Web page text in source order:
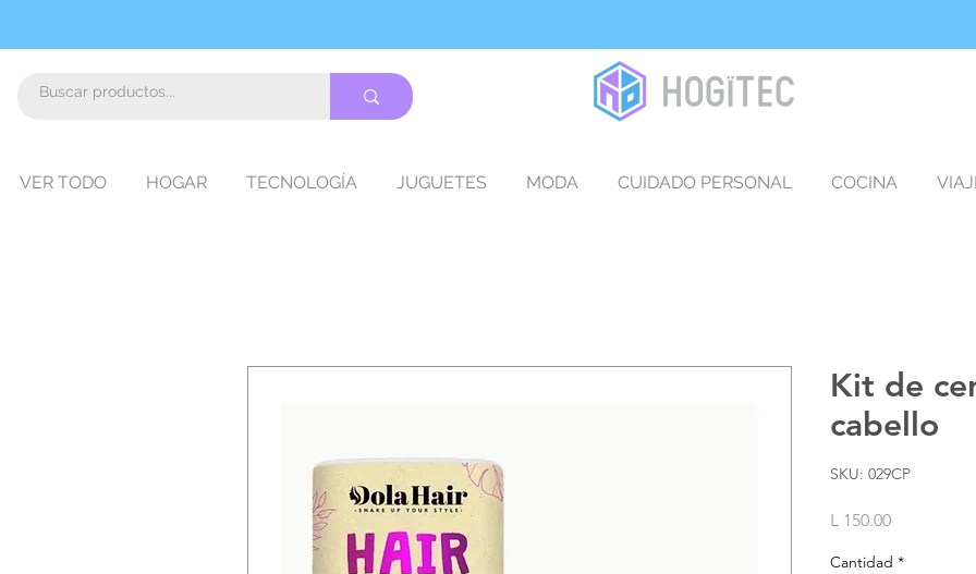
VER TODO HOGAR TECNOLOGÍA JUGUETES MODA CUIDADO PERSONAL COCINA
Kit de
cabello
SKU: 029CP
L 150.00Precio
Cantidad *